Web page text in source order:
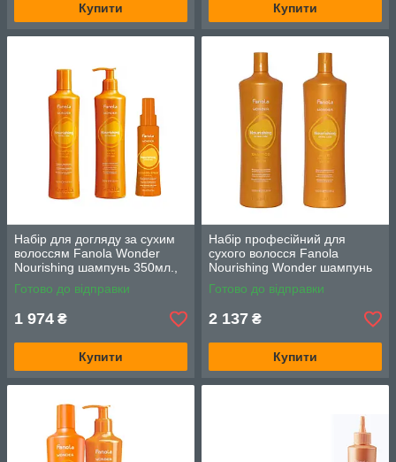
Купити Купити
Набір для догляду за сухим
волоссям Fanola Wonder
Nourishing шампунь 350мл.,
маска 350мл, спрей 150мл
Готово до відправки
1 974 ₴
Купити
Набір професійний для
сухого волосся Fanola
Nourishing Wonder шампунь
та маска 1000 мл
Готово до відправки
2 137 ₴
Купити